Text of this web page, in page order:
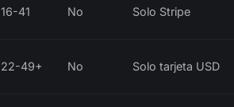
16-41 No Solo Stripe
22-49+ No Solo tarjeta USD